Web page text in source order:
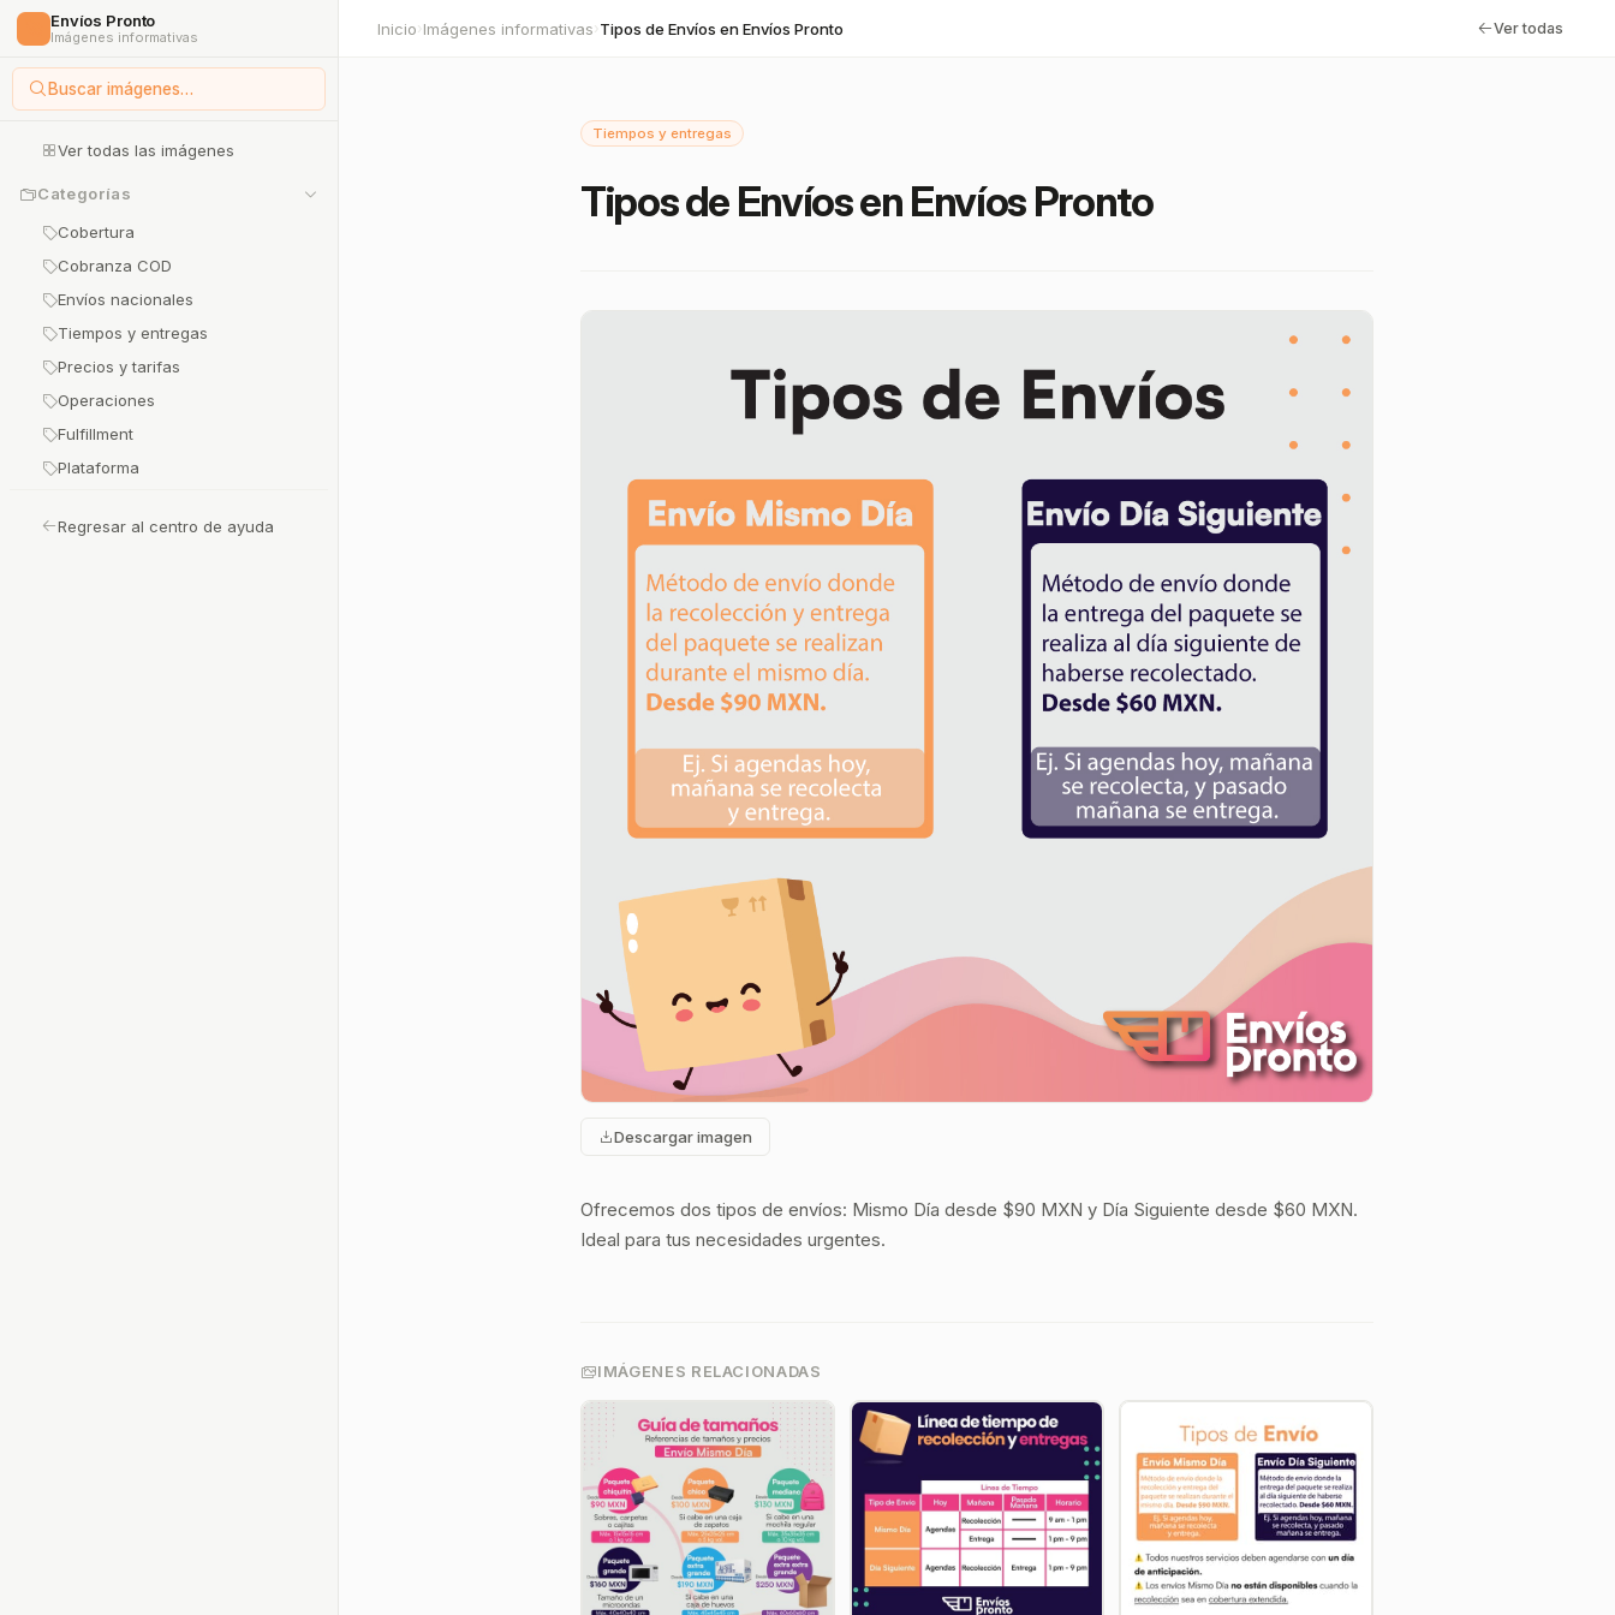
Envíos Pronto
Imágenes informativas
Buscar imágenes…
Ver todas las imágenes
Categorías
Cobertura
Cobranza COD
Envíos nacionales
Tiempos y entregas
Precios y tarifas
Operaciones
Fulfillment
Plataforma
Regresar al centro de ayuda
Inicio› Imágenes informativas› Tipos de Envíos en Envíos Pronto Ver todas
Tiempos y entregas
Tipos de Envíos en Envíos Pronto
Descargar imagen
Ofrecemos dos tipos de envíos: Mismo Día desde $90 MXN y Día Siguiente desde $60 MXN.
Ideal para tus necesidades urgentes.
IMÁGENES RELACIONADAS